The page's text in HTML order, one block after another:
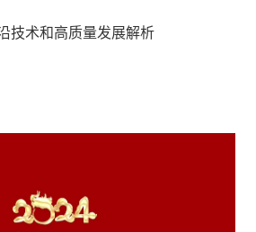
技术和高质量发展解析